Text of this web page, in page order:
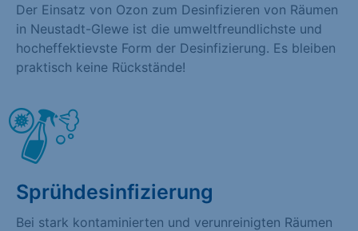
Der Einsatz von Ozon zum Desinfizieren von Räumen
in Neustadt-Glewe ist die umweltfreundlichste und
hocheffektievste Form der Desinfizierung. Es bleiben
praktisch keine Rückstände!
Sprühdesinfizierung
Bei stark kontaminierten und verunreinigten Räumen